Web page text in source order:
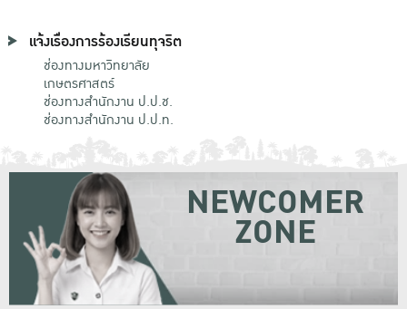
แจ้งเรื่องการร้องเรียนทุจริต
ช่องทางมหาวิทยาลัย
เกษตรศาสตร์
ช่องทางสำนักงาน ป.ป.ช.
ช่องทางสำนักงาน ป.ป.ท.
NEWCOMER
ZONE